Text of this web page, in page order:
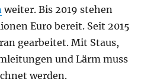
weiter. Bis 2019 stehen
Euro bereit. Seit 2015
gearbeitet. Mit Staus,
und Lärm muss
werden.